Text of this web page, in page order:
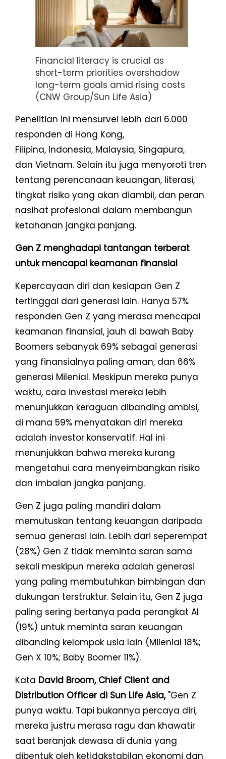
Financial literacy is crucial as
short-term priorities overshadow
long-term goals amid rising costs
(CNW Group/Sun Life Asia)
Penelitian ini mensurvei lebih dari 6.000
responden di Hong Kong,
Filipina, Indonesia, Malaysia, Singapura,
dan Vietnam. Selain itu juga menyoroti tren
tentang perencanaan keuangan, literasi,
tingkat risiko yang akan diambil, dan peran
nasihat profesional dalam membangun
ketahanan jangka panjang.
Gen Z menghadapi tantangan terberat
untuk mencapai keamanan finansial
Kepercayaan diri dan kesiapan Gen Z
tertinggal dari generasi lain. Hanya 57%
responden Gen Z yang merasa mencapai
keamanan finansial, jauh di bawah Baby
Boomers sebanyak 69% sebagai generasi
yang finansialnya paling aman, dan 66%
generasi Milenial. Meskipun mereka punya
waktu, cara investasi mereka lebih
menunjukkan keraguan dibanding ambisi,
di mana 59% menyatakan diri mereka
adalah investor konservatif. Hal ini
menunjukkan bahwa mereka kurang
mengetahui cara menyeimbangkan risiko
dan imbalan jangka panjang.
Gen Z juga paling mandiri dalam
memutuskan tentang keuangan daripada
semua generasi lain. Lebih dari seperempat
(28%) Gen Z tidak meminta saran sama
sekali meskipun mereka adalah generasi
yang paling membutuhkan bimbingan dan
dukungan terstruktur. Selain itu, Gen Z juga
paling sering bertanya pada perangkat AI
(19%) untuk meminta saran keuangan
dibanding kelompok usia lain (Milenial 18%;
Gen X 10%; Baby Boomer 11%).
Kata David Broom, Chief Client and
Distribution Officer di Sun Life Asia,"Gen Z
punya waktu. Tapi bukannya percaya diri,
mereka justru merasa ragu dan khawatir
saat beranjak dewasa di dunia yang
dibentuk oleh ketidakstabilan ekonomi dan